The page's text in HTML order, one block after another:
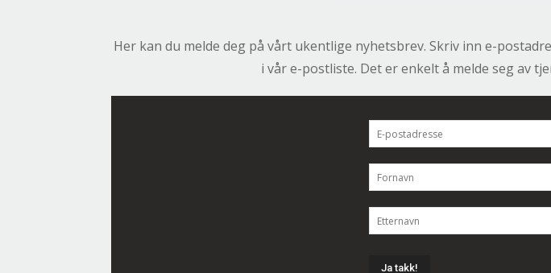
Her kan du melde deg på vårt ukentlige nyhetsbrev. Skriv inn e-
i vår e-postliste. Det er enkelt å melde seg av